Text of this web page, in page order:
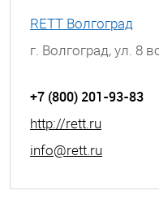
RETT Волгоград
г. Волгоград, ул. 8
+7 (800) 201-93-83
http://rett.ru
info@rett.ru